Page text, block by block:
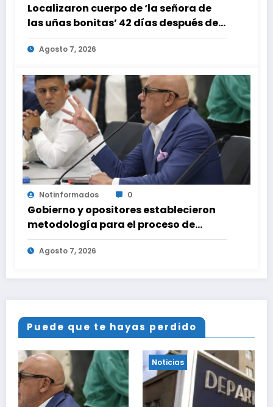
Localizaron cuerpo de ‘la señora de
las uñas bonitas’ 42 días después de
los terremotos en La Guaira
Agosto 7, 2026
Notinformados 0
Gobierno y opositores establecieron
metodología para el proceso de
diálogo en Venezuela
Agosto 7, 2026
Puede que te hayas perdido
Noticias